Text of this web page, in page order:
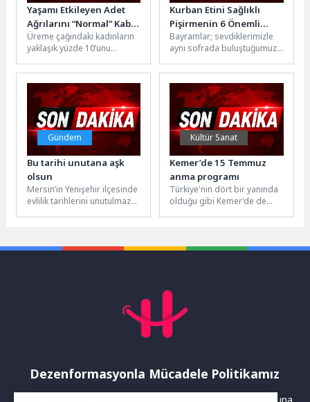
Yaşamı Etkileyen Adet
Ağrılarını “Normal” Kabul
Etmeyin
Üreme çağındaki kadınların
yaklaşık yüzde 10’unu
zaman yıllarca fark
edilmeden ilerleyebiliyor....
Kurban Etini Sağlıklı
Pişirmenin 6 Önemli
Kuralı
Bayramlar; sevdiklerimizle
aynı sofrada buluştuğumuz,
güçlendiği, paylaşmanın en
güzel duygularla yaşandığı
özel...
Gündem
Bu tarihi unutana aşk
olsun
Mersin’in Yenişehir ilçesinde
evlilik tarihlerini unutulmaz
Belediyesi Evlendirme...
Kültür Sanat
Kemer’de 15 Temmuz
anma programı
Türkiye'nin dört bir yanında
olduğu gibi Kemer'de de
Dezenformasyonla Mücadele Politikamız